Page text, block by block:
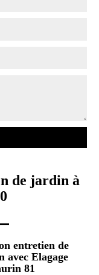
de jardin à
entretien de
avec Elagage
81